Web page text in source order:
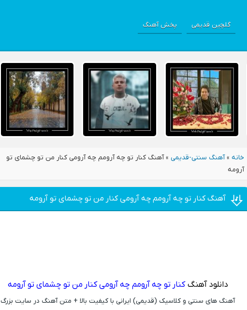
گلچین قدیمی پخش آهنگ
خانه »آهنگ سنتی-قدیمی »آهنگ کنار تو چه آرومم چه آرومی کنار من تو چشمای تو
آرومه
آهنگ کنار تو چه آرومم چه آرومی کنار من تو چشمای تو آرومه
دانلود آهنگ کنار تو چه آرومم چه آرومی کنار من تو چشمای تو آرومه
آهنگ های سنتی و کلاسیک (قدیمی) ایرانی با کیفیت بالا + متن آهنگ در سایت بزرگ